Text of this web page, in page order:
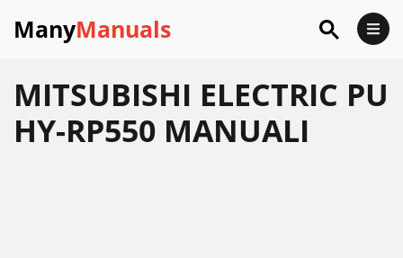
ManyManuals
MITSUBISHI ELECTRIC PU
HY-RP550 MANUALI